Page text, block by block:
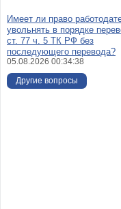
Имеет ли право
увольнять в порядке
ст. 77 ч. 5 ТК РФ без
последующего перевода?
05.08.2026 00:34:38
Другие вопросы